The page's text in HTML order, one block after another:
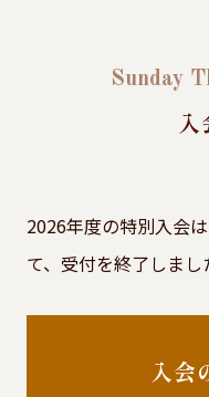
Sunday
2026年度の特別入会
て、受付を終了しまし
入会